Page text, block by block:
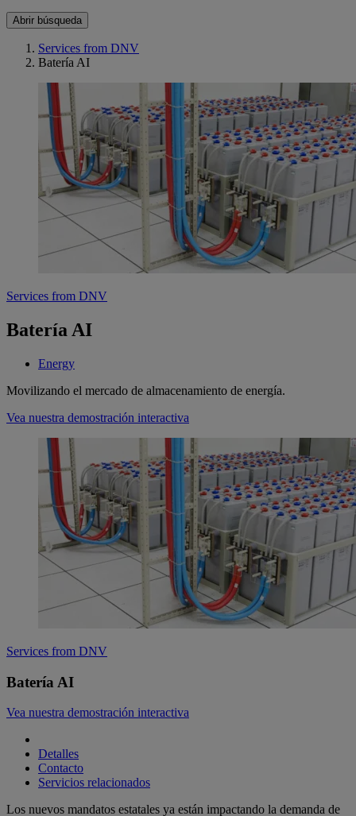
Abrir búsqueda
Services from DNV
Batería AI
Services from DNV
Batería AI
Energy
Movilizando el mercado de almacenamiento de energía.
Vea nuestra demostración interactiva
Services from DNV
Batería AI
Vea nuestra demostración interactiva
Detalles
Contacto
Servicios relacionados
Los nuevos mandatos estatales ya están impactando la demanda de